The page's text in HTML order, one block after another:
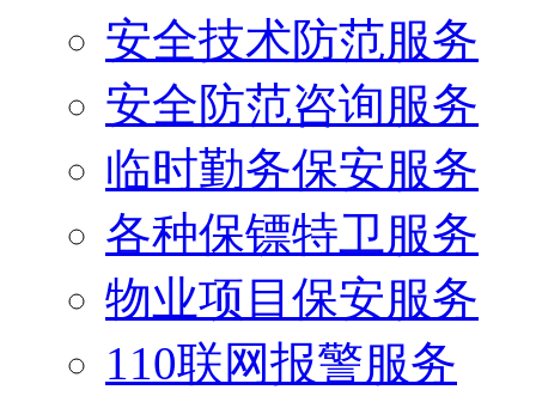
安全技术防范服务
安全防范咨询服务
临时勤务保安服务
各种保镖特卫服务
物业项目保安服务
110联网报警服务